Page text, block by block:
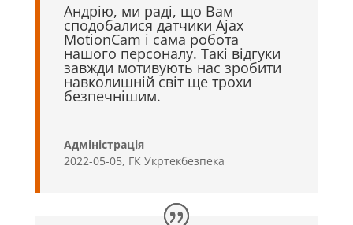
Андрію, ми раді, що Вам
сподобалися датчики Ajax
MotionCam і сама робота
нашого персоналу. Такі відгуки
завжди мотивують нас зробити
навколишній світ ще трохи
безпечнішим.
Адміністрація
2022-05-05, ГК Укртекбезпека